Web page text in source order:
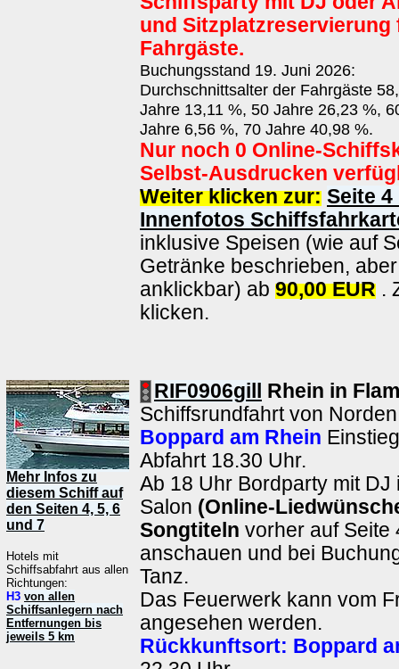
und Sitzplatzreservierung
Fahrgäste.
Buchungsstand 19. Juni 2026:
Durchschnittsalter der Fahrgäste
Jahre 13,11 %, 50 Jahre 26,23 %,
Jahre 6,56 %, 70 Jahre 40,98 %.
Nur noch 0 Online-
Selbst-Ausdrucken
Weiter klicken zur: Seite
Innenfotos
inklusive Speisen (wie auf
Getränke beschrieben,
anklickbar) ab 90,00 EUR .
klicken.
Mehr Infos zu
diesem Schiff auf
den Seiten 4, 5, 6
und 7
Hotels mit
Schiffsabfahrt aus allen
Richtungen:
H3 von allen
Schiffsanlegern nach
Entfernungen bis
jeweils 5 km
RIF0906gill
Rhein in
Schiffsrundfahrt von
Boppard am Rhein
Abfahrt 18.30 Uhr.
Ab 18 Uhr Bordparty mit DJ
Salon (Online-
Songtiteln vorher auf Seite
anschauen und bei
Tanz.
Das Feuerwerk kann vom
angesehen werden.
Rückkunftsort: Boppard